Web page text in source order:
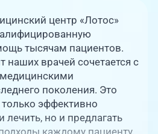
00-03
служба,
03-03
помощи
927-003
центр «Лотос»
тысячам пациентов.
наших врачей сочетается с
поколения. Это
эффективно
лечить, но и предлагать
каждому пациенту.